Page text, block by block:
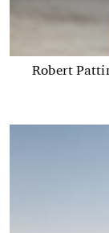
Robert